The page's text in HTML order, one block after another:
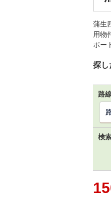
蒲生
用物
ポー
探し
路線
検